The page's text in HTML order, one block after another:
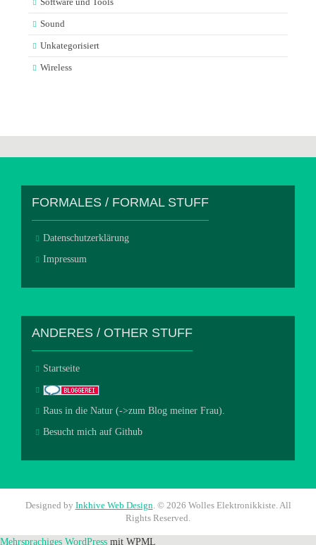
Sound
Unkategorisiert
Wireless
FORMALES / FORMAL STUFF
Datenschutzerklärung
Impressum
ANDERES / OTHER STUFF
Startseite
Raus in die Natur (->zum Blog meiner Frau).
Besucht mich auf Github
Designed by Inkhive Web Design © 2026 Wolles Elektronikkiste. All
Rights Reserved.
Mehrsprachiges WordPress mit WPML